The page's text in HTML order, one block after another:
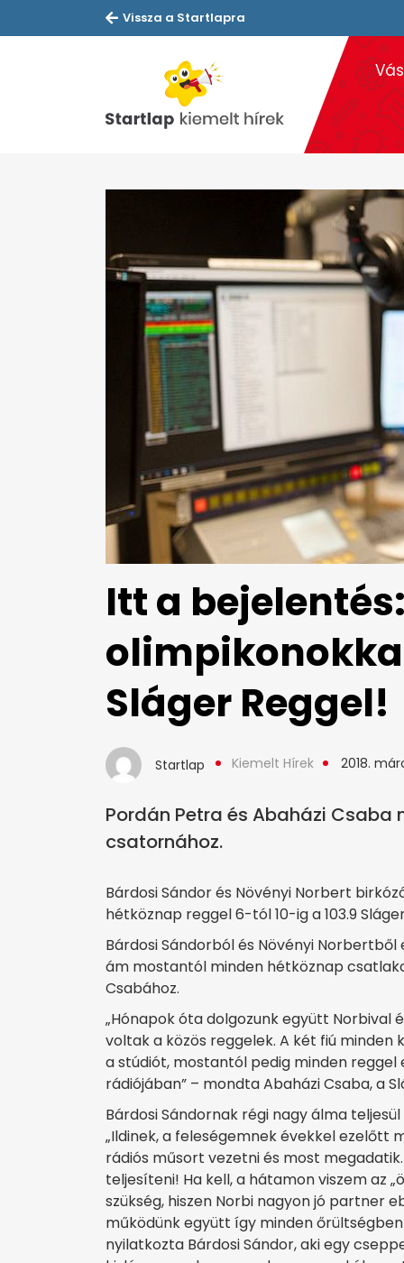
Vissza a Startlapra
Itt a
Sláger Reggel!
Startlap Kiemelt Hírek 2018.
Pordán Petra és Abaházi
csatornához.
Bárdosi Sándor és Növényi Norbert
hétköznap reggel 6-tól 10-ig a 103.9
Bárdosi Sándorból és Növényi
ám mostantól minden hétköznap
Csabához.
„Hónapok óta dolgozunk együtt Norbival
voltak a közös reggelek. A két fiú
a stúdiót, mostantól pedig minden
rádiójában” – mondta Abaházi Csaba, a
Bárdosi Sándornak régi nagy álma
„Ildinek, a feleségemnek évekkel ezelőtt
rádiós műsort vezetni és most
teljesíteni! Ha kell, a hátamon viszem az
szükség, hiszen Norbi nagyon jó partner
működünk együtt így minden
nyilatkozta Bárdosi Sándor, aki egy